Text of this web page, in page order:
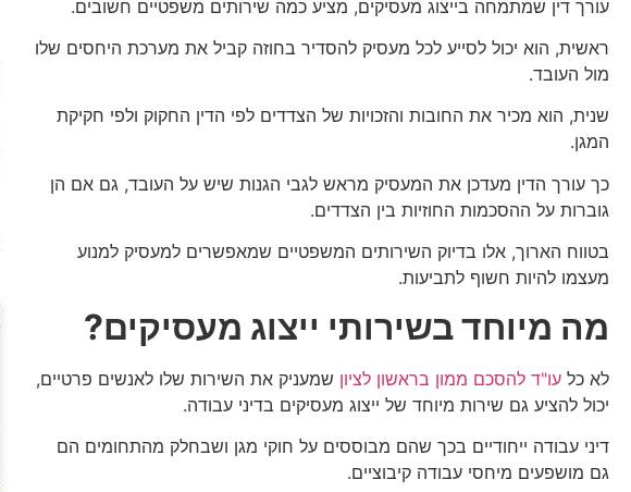
עורך דין שמתמחה בייצוג מעסיקים, מציע כמה שירותים משפטיים חשובים.
ראשית, הוא יכול לסייע לכל מעסיק להסדיר בחוזה קביל את מערכת היחסים שלו
מול העובד.
שנית, הוא מכיר את החובות והזכויות של הצדדים לפי הדין החקוק ולפי חקיקת
המגן.
כך עורך הדין מעדכן את המעסיק מראש לגבי הגנות שיש על העובד, גם אם הן
גוברות על ההסכמות החוזיות בין הצדדים.
בטווח הארוך, אלו בדיוק השירותים המשפטיים שמאפשרים למעסיק למנוע
מעצמו להיות חשוף לתביעות.
מה מיוחד בשירותי ייצוג מעסיקים?
לא כל עו"ד להסכם ממון בראשון לציון שמעניק את השירות שלו לאנשים פרטיים,
יכול להציע גם שירות מיוחד של ייצוג מעסיקים בדיני עבודה.
דיני עבודה ייחודיים בכך שהם מבוססים על חוקי מגן ושבחלק מהתחומים הם
גם מושפעים מיחסי עבודה קיבוציים.